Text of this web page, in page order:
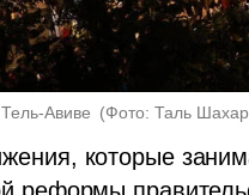
Авиве (Фото: Таль
которые
реформы